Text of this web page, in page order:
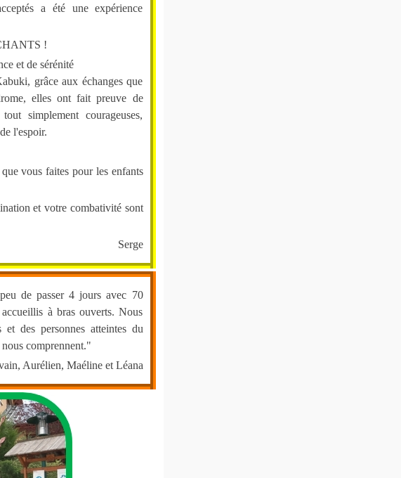
a été une expérience
!
et de sérénité
grâce aux échanges que
elles ont fait preuve de
simplement courageuses,
l'espoir.
vous faites pour les enfants
et votre combativité sont
Serge
de passer 4 jours avec 70
à bras ouverts. Nous
des personnes atteintes du
comprennent."
Aurélien, Maéline et Léana